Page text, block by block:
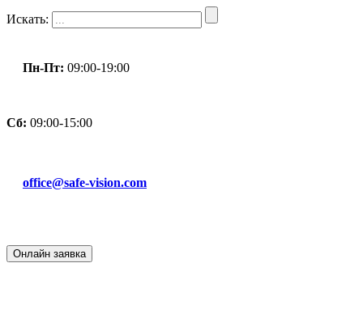
Искать:
Пн-Пт: 09:00-19:00
Сб: 09:00-15:00
office@safe-vision.com
Онлайн заявка